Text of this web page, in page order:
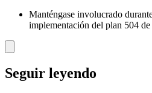
Manténgase involucrado
implementación del plan 504
Seguir leyendo